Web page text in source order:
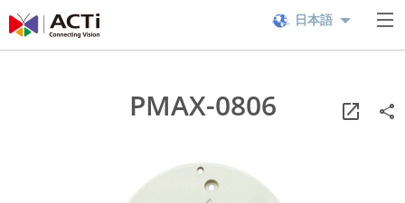
日本語
PMAX-0806